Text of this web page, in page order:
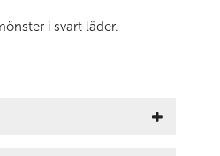
i svart läder.